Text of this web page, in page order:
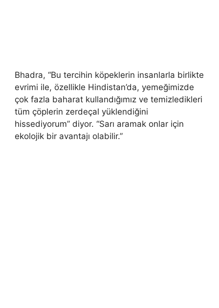
Bhadra, “Bu tercihin köpeklerin insanlarla birlikte
evrimi ile, özellikle Hindistan’da, yemeğimizde
çok fazla baharat kullandığımız ve temizledikleri
tüm çöplerin zerdeçal yüklendiğini
hissediyorum” diyor. “Sarı aramak onlar için
ekolojik bir avantajı olabilir.”